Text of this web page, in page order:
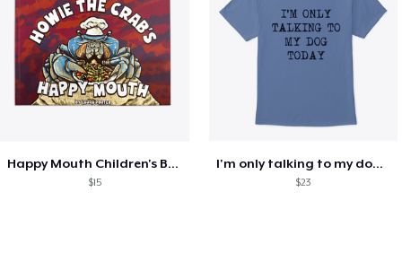
Happy Mouth Children's Book
$15
I'm only talking to my dog today
$23